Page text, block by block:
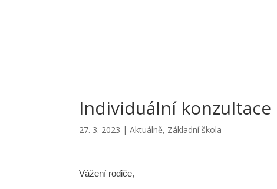
Individuální konzultace
27. 3. 2023 |Aktuálně, Základní škola
Vážení rodiče,